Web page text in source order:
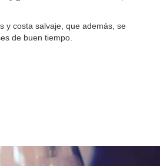
y costa salvaje, que además, se
de buen tiempo.